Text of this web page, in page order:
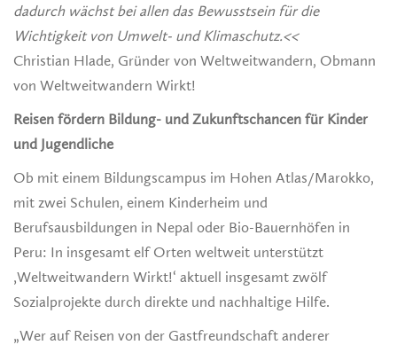
dadurch wächst bei allen das Bewusstsein für die
Wichtigkeit von Umwelt- und Klimaschutz.<<
Christian Hlade, Gründer von Weltweitwandern, Obmann
von Weltweitwandern Wirkt!
Reisen fördern Bildung- und Zukunftschancen für Kinder
und Jugendliche
Ob mit einem Bildungscampus im Hohen Atlas/Marokko,
mit zwei Schulen, einem Kinderheim und
Berufsausbildungen in Nepal oder Bio-Bauernhöfen in
Peru: In insgesamt elf Orten weltweit unterstützt
‚Weltweitwandern Wirkt!‘ aktuell insgesamt zwölf
Sozialprojekte durch direkte und nachhaltige Hilfe.
„Wer auf Reisen von der Gastfreundschaft anderer